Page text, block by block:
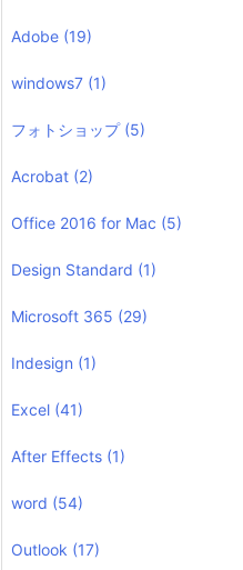
Adobe (19)
windows7 (1)
フォトショップ (5)
Acrobat (2)
Office 2016 for Mac (5)
Design Standard (1)
Microsoft 365 (29)
Indesign (1)
Excel (41)
After Effects (1)
word (54)
Outlook (17)